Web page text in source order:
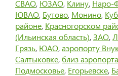
СВАО, ЮЗАО, Клину, Наро-
ЮВАО, Бутово, Монино,
районе, Красногорском
(Ильинская область),ЗАО,
Грязь, ЮАО,аэропорту
Салтыковке, близ
Подмосковье, Егорьевске,